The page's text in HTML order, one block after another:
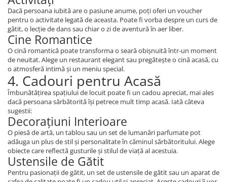
Dacă persoana iubită are o pasiune anume, poți oferi un voucher
pentru o activitate legată de aceasta. Poate fi vorba despre un curs de
gătit, o lecție de dans sau chiar o zi de aventură în aer liber.
Cine Romantice
O cină romantică poate transforma o seară obișnuită într-un moment
de neuitat. Alege un restaurant elegant sau pregătește o cină acasă, cu
o atmosferă intimă și un meniu special.
4. Cadouri pentru Acasă
Îmbunătățirea spațiului de locuit poate fi un cadou apreciat, mai ales
dacă persoana sărbătorită își petrece mult timp acasă. Iată câteva
sugestii:
Decorațiuni Interioare
O piesă de artă, un tablou sau un set de lumanări parfumate pot
adăuga un plus de stil și personalitate în căminul sărbătoritului. Alege
obiecte care reflectă gusturile și stilul de viață al acestuia.
Ustensile de Gătit
Pentru pasionații de gătit, un set de ustensile de gătit sau un aparat de